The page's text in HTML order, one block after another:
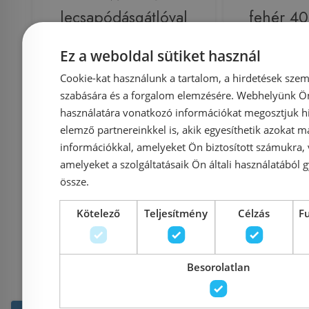
lecsapódásgátlóval
Azonosító: 195095
Cikkszám: 572120000
69 409 Ft 67 327 Ft
fehér
27 700 Ft
Ez a weboldal sütiket használ
Cookie-kat használunk a tartalom, a hirdetések
szabására és a forgalom elemzésére. Webhelyünk
használatára vonatkozó információkat megosztjuk
elemző partnereinkkel is, akik egyesíthetik azokat
információkkal, amelyeket Ön biztosított számukra,
amelyeket a szolgáltatásaik Ön általi használatából
össze.
Kötelező Teljesítmény Célzás
Besorolatlan